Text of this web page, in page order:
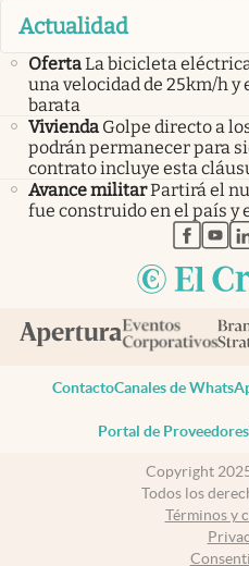
Actualidad
OfertaLa bicicleta
una velocidad de 25km/h y
barata
Vivienda Golpe directo a
podrán permanecer para
contrato incluye esta
Avance militarPartirá el
fue construido en el país y
abre
ContactoCanales de
Portal de Proveedores
Copyright
Todos los
Términos y